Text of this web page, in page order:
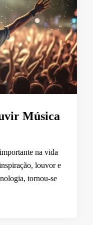
Música
na vida
louvor e
tornou-se